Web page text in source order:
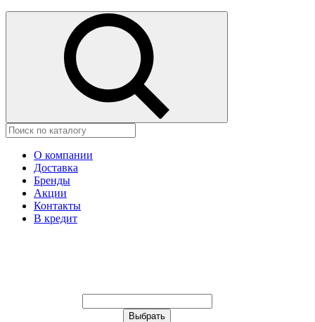
О компании
Доставка
Бренды
Акции
Контакты
В кредит